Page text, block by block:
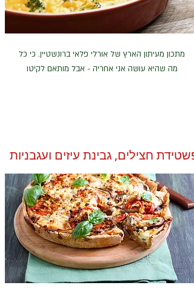
מתכון מעיתון הארץ של אורלי פלאי ברונשטיין. כי כל
מה שהיא עושה אני אחריה - אבל מותאם לקיטו
פשטידת חצילים, גבינת עיזים ועגבניות